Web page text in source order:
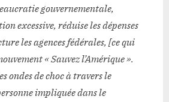
gouvernementale,
excessive, réduise les dépenses
les agences fédérales, [ce qui
« Sauvez l’Amérique ».
ondes de choc à travers le
impliquée dans le